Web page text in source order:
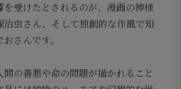
を受けたとされるのが、漫画の神様
治虫さん、そして独創的な作風で知
さんです。
間の善悪や命の問題が描かれること